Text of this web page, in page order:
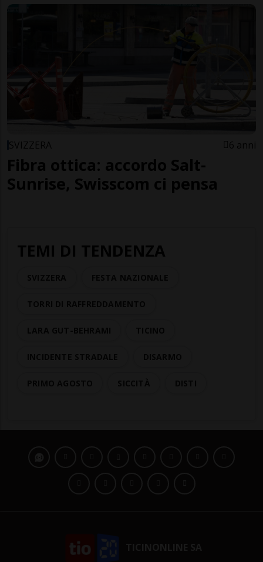
SVIZZERA 6 anni
Fibra ottica: accordo Salt-
Sunrise, Swisscom ci pensa
TEMI DI TENDENZA